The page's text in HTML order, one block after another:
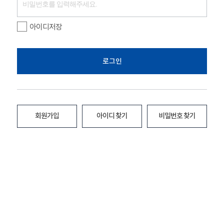
아이디저장
로그인
회원가입 아이디 찾기 비밀번호 찾기